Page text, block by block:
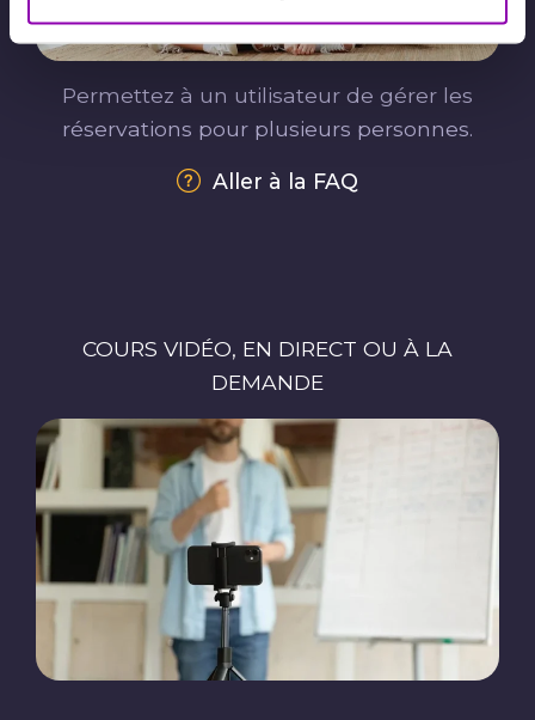
Permettez à un utilisateur de gérer les
réservations pour plusieurs personnes.
Aller à la FAQ
COURS VIDÉO, EN DIRECT OU À LA
DEMANDE